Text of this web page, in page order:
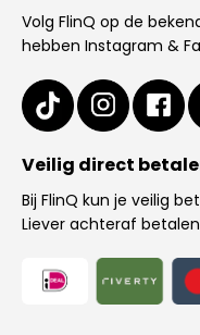
Volg FlinQ op de
hebben Instagram &
Veilig direct
Bij FlinQ kun je veilig
Liever achteraf